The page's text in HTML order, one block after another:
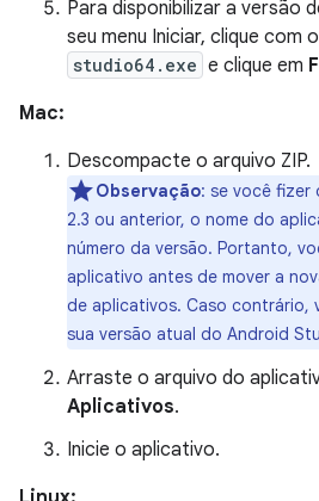
Para disponibilizar a versão
seu menu Iniciar, clique com
studio64.exe e clique em
Mac:
Descompacte o arquivo ZIP.
Observação: se você fizer
2.3 ou anterior, o nome do
número da versão. Portanto,
aplicativo antes de mover a
de aplicativos. Caso contrário,
sua versão atual do Android
Arraste o arquivo do
Aplicativos.
Inicie o aplicativo.